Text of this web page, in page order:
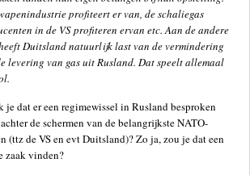
profiteert er van, de schaliegas
in de VS profiteren ervan etc. Aan de andere
Duitsland natuurlijk last van de vermindering
levering van gas uit Rusland. Dat speelt allemaal
je dat er een regimewissel in Rusland besproken
de schermen van de belangrijkste NATO-
(ttz de VS en evt Duitsland)? Zo ja, zou je dat een
zaak vinden?